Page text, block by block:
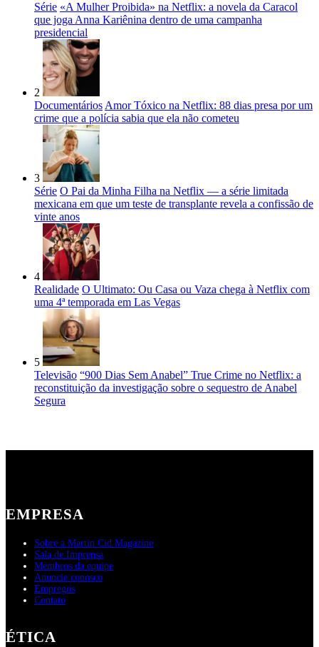
Série «A Mulher Proibida» na Netflix: a novela da Caracol
que joga Anna Kariênina dentro de uma campanha
presidencial
2
Documentários Amor Tóxico na Netflix: 88 dias presa por um
crime que a polícia sabia que ela não cometeu
3
Série O Pai da Minha Filha na Netflix — a série limitada
mexicana em que um teste de transplante revela a confissão de
vinte anos
4
Realidade O Ultimato: Ou Casa ou Vaza chega à Netflix com
uma 4ª temporada em Las Vegas
5
Televisão “900 Dias Sem Anabel” True Crime no Netflix: a
reconstituição da investigação sobre o sequestro de Anabel
Segura
EMPRESA
Sobre a Martin Cid Magazine
Sala de Imprensa
Membros da equipe
Anuncie conosco
Empregos
Contato
ÉTICA